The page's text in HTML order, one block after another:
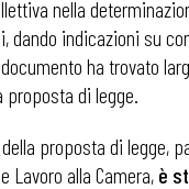
nella
dando indicazioni su
ha trovato
proposta di legge.
proposta di legge,
Lavoro alla Camera, è